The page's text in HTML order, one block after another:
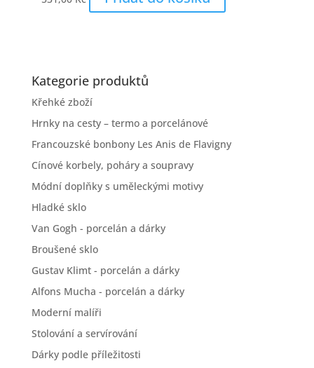
Kategorie produktů
Křehké zboží
Hrnky na cesty – termo a porcelánové
Francouzské bonbony Les Anis de Flavigny
Cínové korbely, poháry a soupravy
Módní doplňky s uměleckými motivy
Hladké sklo
Van Gogh - porcelán a dárky
Broušené sklo
Gustav Klimt - porcelán a dárky
Alfons Mucha - porcelán a dárky
Moderní malíři
Stolování a servírování
Dárky podle příležitosti